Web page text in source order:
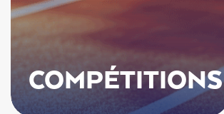
COMPÉTITIONS